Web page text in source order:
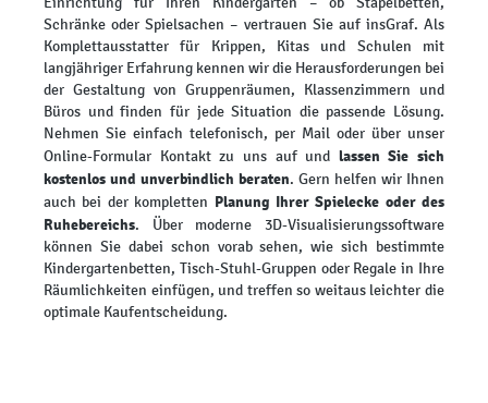
Schränke oder Spielsachen – vertrauen Sie auf insGraf. Als
Komplettausstatter für Krippen, Kitas und Schulen mit
langjähriger Erfahrung kennen wir die Herausforderungen bei
der Gestaltung von Gruppenräumen, Klassenzimmern und
Büros und finden für jede Situation die passende Lösung.
Nehmen Sie einfach telefonisch, per Mail oder über unser
Online-Formular Kontakt zu uns auf und lassen Sie sich
kostenlos und unverbindlich beraten. Gern helfen wir Ihnen
auch bei der kompletten Planung Ihrer Spielecke oder des
Ruhebereichs. Über moderne 3D-Visualisierungssoftware
können Sie dabei schon vorab sehen, wie sich bestimmte
Kindergartenbetten, Tisch-Stuhl-Gruppen oder Regale in Ihre
Räumlichkeiten einfügen, und treffen so weitaus leichter die
optimale Kaufentscheidung.